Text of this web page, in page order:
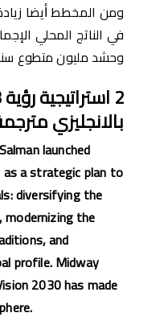
ومن المخطط ﺃيضا
وحشد مليون متطوع سنويا مقابل 11
2استراتيجية رؤية
بالانجليزي
launched
a strategic plan to
diversifying the
the
and
profile. Midway
2030 has made